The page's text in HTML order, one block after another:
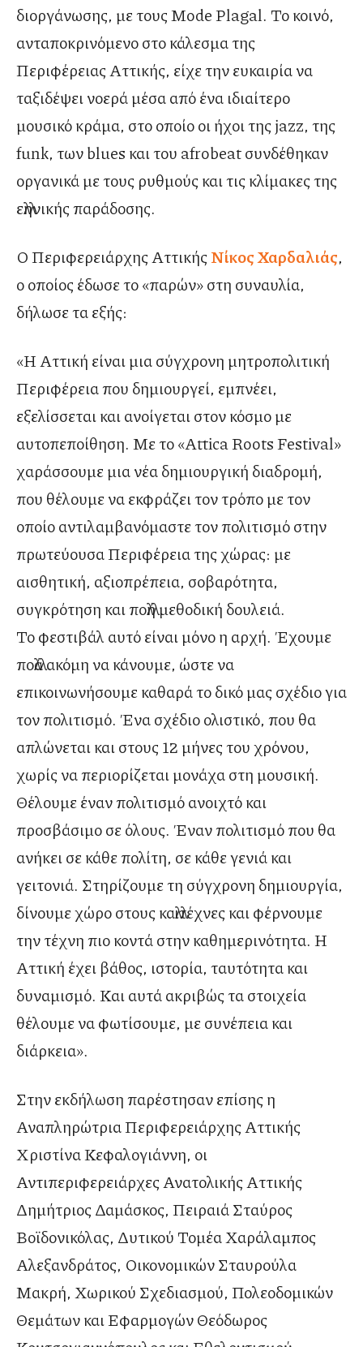
διοργάνωσης, με τους Mode Plagal. Το κοινό,
ανταποκρινόμενο στο κάλεσμα της
Περιφέρειας Αττικής, είχε την ευκαιρία να
ταξιδέψει νοερά μέσα από ένα ιδιαίτερο
μουσικό κράμα, στο οποίο οι ήχοι της jazz, της
funk, των blues και του afrobeat συνδέθηκαν
οργανικά με τους ρυθμούς και τις κλίμακες της
ελληνικής παράδοσης.
Ο Περιφερειάρχης Αττικής Νίκος Χαρδαλιάς,
ο οποίος έδωσε το «παρών» στη συναυλία,
δήλωσε τα εξής:
«Η Αττική είναι μια σύγχρονη μητροπολιτική
Περιφέρεια που δημιουργεί, εμπνέει,
εξελίσσεται και ανοίγεται στον κόσμο με
αυτοπεποίθηση. Με το «Attica Roots Festival»
χαράσσουμε μια νέα δημιουργική διαδρομή,
που θέλουμε να εκφράζει τον τρόπο με τον
οποίο αντιλαμβανόμαστε τον πολιτισμό στην
πρωτεύουσα Περιφέρεια της χώρας: με
αισθητική, αξιοπρέπεια, σοβαρότητα,
συγκρότηση και πολλή μεθοδική δουλειά.
Το φεστιβάλ αυτό είναι μόνο η αρχή. Έχουμε
πολλά ακόμη να κάνουμε, ώστε να
επικοινωνήσουμε καθαρά το δικό μας σχέδιο για
τον πολιτισμό. Ένα σχέδιο ολιστικό, που θα
απλώνεται και στους 12 μήνες του χρόνου,
χωρίς να περιορίζεται μονάχα στη μουσική.
Θέλουμε έναν πολιτισμό ανοιχτό και
προσβάσιμο σε όλους. Έναν πολιτισμό που θα
ανήκει σε κάθε πολίτη, σε κάθε γενιά και
γειτονιά. Στηρίζουμε τη σύγχρονη δημιουργία,
δίνουμε χώρο στους καλλιτέχνες και φέρνουμε
την τέχνη πιο κοντά στην καθημερινότητα. Η
Αττική έχει βάθος, ιστορία, ταυτότητα και
δυναμισμό. Και αυτά ακριβώς τα στοιχεία
θέλουμε να φωτίσουμε, με συνέπεια και
διάρκεια».
Στην εκδήλωση παρέστησαν επίσης η
Αναπληρώτρια Περιφερειάρχης Αττικής
Χριστίνα Κεφαλογιάννη, οι
Αντιπεριφερειάρχες Ανατολικής Αττικής
Δημήτριος Δαμάσκος, Πειραιά Σταύρος
Βοϊδονικόλας, Δυτικού Τομέα Χαράλαμπος
Αλεξανδράτος, Οικονομικών Σταυρούλα
Μακρή, Χωρικού Σχεδιασμού, Πολεοδομικών
Θεμάτων και Εφαρμογών Θεόδωρος